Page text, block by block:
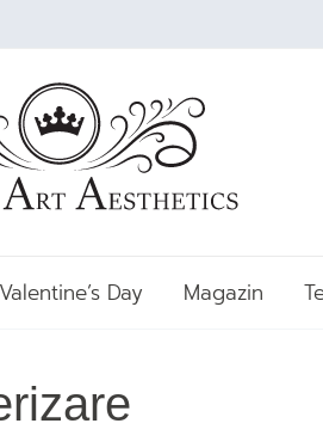
Valentine’s Day Magazin